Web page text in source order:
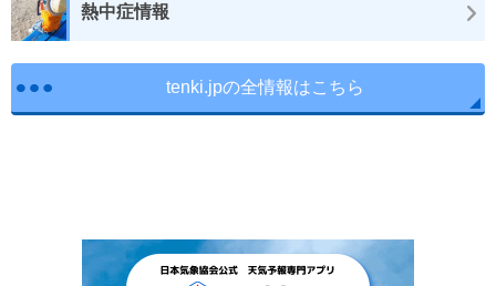
熱中症情報
tenki.jpの全情報はこちら